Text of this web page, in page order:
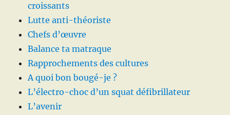
croissants
Lutte anti-théoriste
Chefs d’œuvre
Balance ta matraque
Rapprochements des cultures
A quoi bon bougé-je ?
L’électro-choc d’un squat défibrillateur
L’avenir